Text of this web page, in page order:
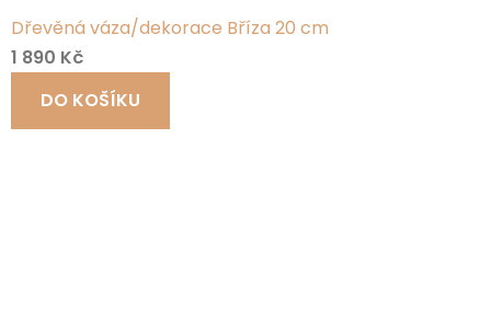
Dřevěná váza/dekorace Bříza 20 cm
1 890 Kč
DO KOŠÍKU